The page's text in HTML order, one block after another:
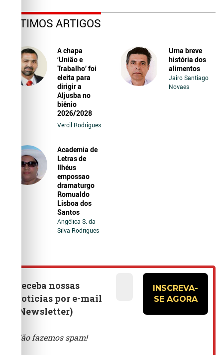
ÚLTIMOS ARTIGOS
A chapa
‘União e
Trabalho’ foi
eleita para
dirigir a
Aljusba no
biênio
2026/2028
Vercil Rodrigues
Uma breve
história dos
alimentos
Jairo Santiago
Novaes
Academia de
Letras de
Ilhéus
empossao
dramaturgo
Romualdo
Lisboa dos
Santos
Angélica S. da
Silva Rodrigues